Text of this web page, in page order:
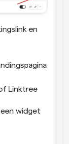
en
Linktree
widget